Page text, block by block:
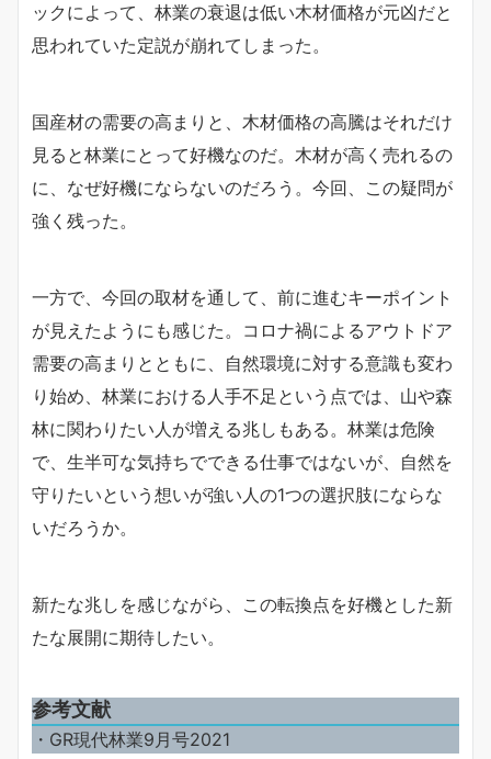
ックによって、林業の衰退は低い木材価格が元凶だと
思われていた定説が崩れてしまった。
国産材の需要の高まりと、木材価格の高騰はそれだけ
見ると林業にとって好機なのだ。木材が高く売れるの
に、なぜ好機にならないのだろう。今回、この疑問が
強く残った。
一方で、今回の取材を通して、前に進むキーポイント
が見えたようにも感じた。コロナ禍によるアウトドア
需要の高まりとともに、自然環境に対する意識も変わ
り始め、林業における人手不足という点では、山や森
林に関わりたい人が増える兆しもある。林業は危険
で、生半可な気持ちでできる仕事ではないが、自然を
守りたいという想いが強い人の1つの選択肢にならな
いだろうか。
新たな兆しを感じながら、この転換点を好機とした新
たな展開に期待したい。
参考文献
・GR現代林業9月号2021